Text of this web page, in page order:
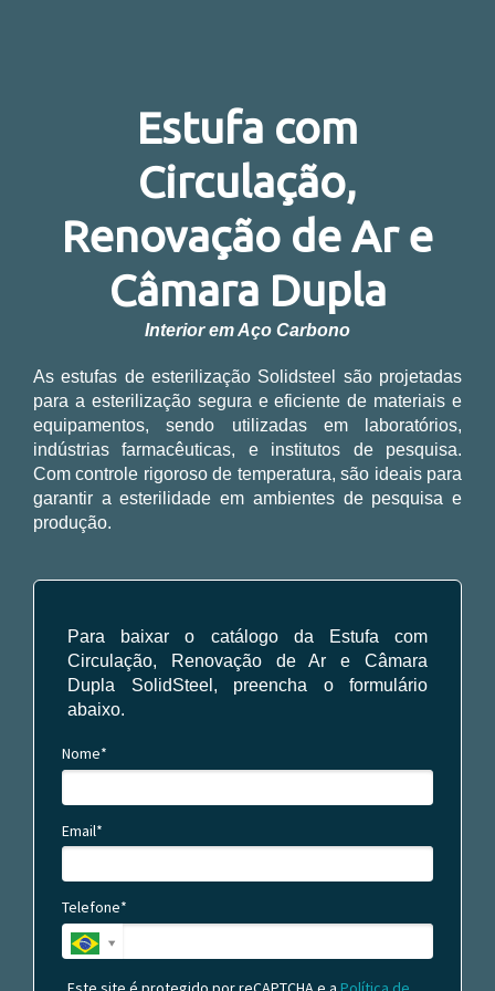
Estufa com
Circulação,
Renovação de Ar e
Câmara Dupla
Interior em Aço Carbono
As estufas de esterilização Solidsteel são projetadas
para a esterilização segura e eficiente de materiais e
equipamentos, sendo utilizadas em laboratórios,
indústrias farmacêuticas, e institutos de pesquisa.
Com controle rigoroso de temperatura, são ideais para
garantir a esterilidade em ambientes de pesquisa e
produção.
Para baixar o catálogo da Estufa com
Circulação, Renovação de Ar e Câmara
Dupla SolidSteel, preencha o formulário
abaixo.
Nome*
Email*
Telefone*